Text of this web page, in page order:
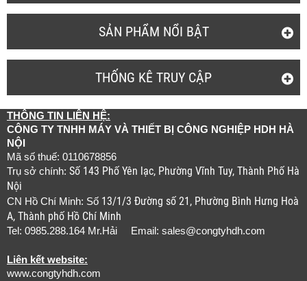
SẢN PHẨM NỔI BẬT
THỐNG KÊ TRUY CẬP
THÔNG TIN LIÊN HỆ:
CÔNG TY TNHH MÁY VÀ THIẾT BỊ CÔNG NGHIỆP HDH HÀ
NỘI
Mã số thuế: 0110678856
Trụ sở chính: Số 143 Phố Yên lạc, Phường Vĩnh Tuy, Thành Phố Hà
Nội
CN Hồ Chí Minh: Số 13/1/3 Đường số 21, Phường Bình Hưng Hoà
A, Thành phố Hồ Chí Minh
Tel: 0985.288.164 Mr.Hải Email: sales@congtyhdh.com
Liên kết website:
www.congtyhdh.com